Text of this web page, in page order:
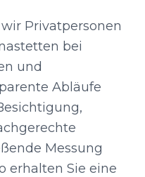
Privatpersonen
bei
und
Abläufe
Messung
erhalten Sie eine